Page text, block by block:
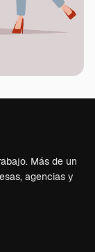
Más de un
agencias y